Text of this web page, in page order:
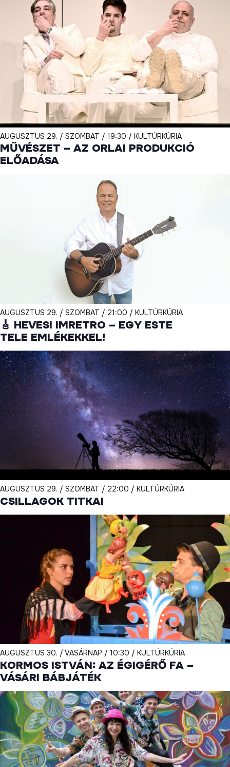
AUGUSZTUS 29. / SZOMBAT / 19:30 / KULTÚRKÚRIA
MŰVÉSZET – AZ ORLAI PRODUKCIÓ
ELŐADÁSA
AUGUSZTUS 29. / SZOMBAT / 21:00 / KULTÚRKÚRIA
🎸 HEVESI IMRETRO – EGY ESTE
TELE EMLÉKEKKEL!
AUGUSZTUS 29. / SZOMBAT / 22:00 / KULTÚRKÚRIA
CSILLAGOK TITKAI
AUGUSZTUS 30. / VASÁRNAP / 10:30 / KULTÚRKÚRIA
KORMOS ISTVÁN: AZ ÉGIGÉRŐ FA –
VÁSÁRI BÁBJÁTÉK